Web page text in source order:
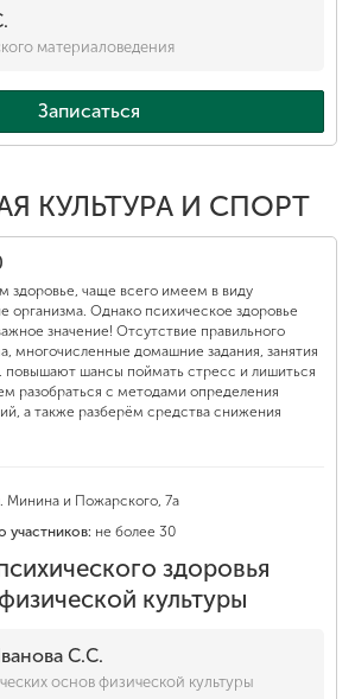
материаловедения
Записаться
КУЛЬТУРА И СПОРТ
здоровье, чаще всего имеем в виду
организма. Однако психическое здоровье
значение! Отсутствие правильного
многочисленные домашние задания, занятия
повышают шансы поймать стресс и лишиться
разобраться с методами определения
а также разберём средства снижения
Минина и Пожарского, 7а
участников: не более 30
здоровья
культуры
С.С.
основ физической культуры